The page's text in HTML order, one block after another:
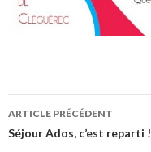
Navigation
ARTICLE PRÉCÉDENT
Séjour Ados, c’est reparti !